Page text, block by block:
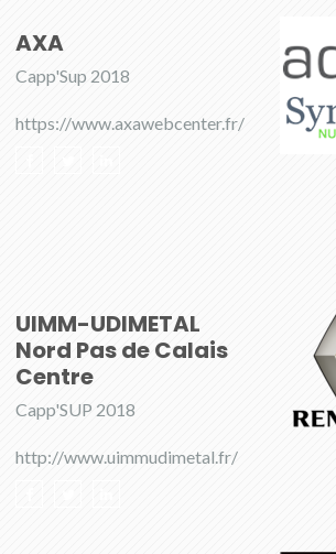
AXA
Capp'Sup 2018
https://www.axawebcenter.fr/
UIMM-UDIMETAL
Nord Pas de Calais
Centre
Capp'SUP 2018
http://www.uimmudimetal.fr/